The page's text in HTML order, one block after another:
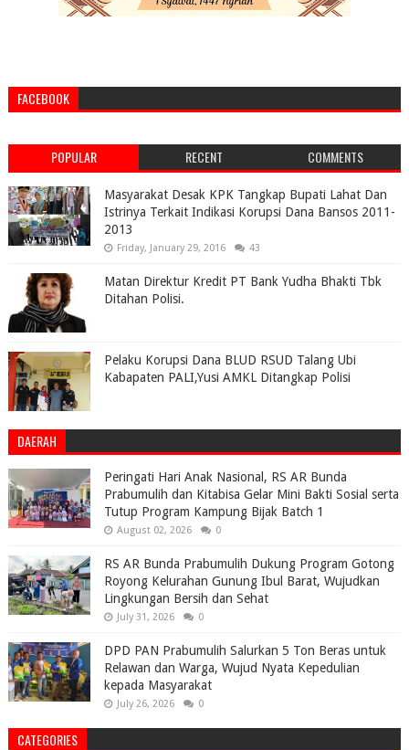
FACEBOOK
POPULAR RECENT COMMENTS
Masyarakat Desak KPK Tangkap Bupati Lahat Dan
Istrinya Terkait Indikasi Korupsi Dana Bansos 2011-
2013
Friday, January 29, 2016 43
Matan Direktur Kredit PT Bank Yudha Bhakti Tbk
Ditahan Polisi.
Pelaku Korupsi Dana BLUD RSUD Talang Ubi
Kabapaten PALI,Yusi AMKL Ditangkap Polisi
DAERAH
Peringati Hari Anak Nasional, RS AR Bunda
Prabumulih dan Kitabisa Gelar Mini Bakti Sosial serta
Tutup Program Kampung Bijak Batch 1
August 02, 2026 0
RS AR Bunda Prabumulih Dukung Program Gotong
Royong Kelurahan Gunung Ibul Barat, Wujudkan
Lingkungan Bersih dan Sehat
July 31, 2026 0
DPD PAN Prabumulih Salurkan 5 Ton Beras untuk
Relawan dan Warga, Wujud Nyata Kepedulian
kepada Masyarakat
July 26, 2026 0
CATEGORIES